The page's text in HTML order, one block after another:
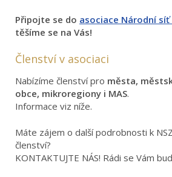
Připojte se do asociace Národní
těšíme se na Vás!
Členství v asociaci
Nabízíme členství pro města,
obce, mikroregiony i MAS.
Informace viz níže.
Máte zájem o další podrobnosti k
členství?
KONTAKTUJTE NÁS! Rádi se Vám